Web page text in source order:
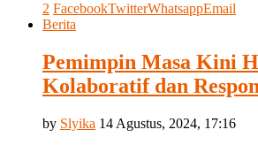
2 FacebookTwitterWhatsappEmail
Berita
Pemimpin Masa Kini
Kolaboratif dan
by Slyika 14 Agustus, 2024, 17:16